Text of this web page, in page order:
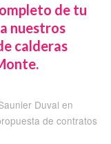
de tu
nuestros
calderas
Duval en
de contratos